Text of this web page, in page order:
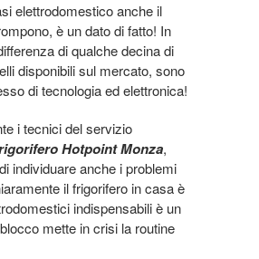
elettrodomestico anche il
è un dato di fatto! In
di qualche decina di
disponibili sul mercato, sono
di tecnologia ed elettronica!
i tecnici del servizio
Hotpoint Monza,
individuare anche i problemi
il frigorifero in casa è
indispensabili è un
mette in crisi la routine